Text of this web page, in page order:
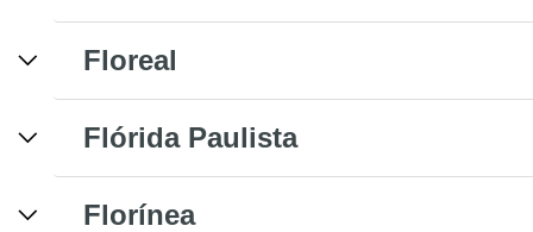
Floreal
Flórida Paulista
Florínea